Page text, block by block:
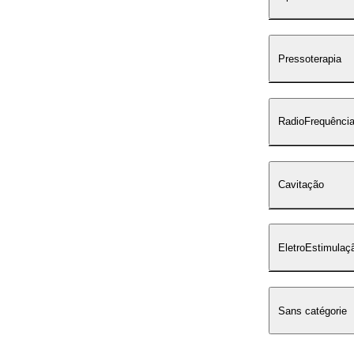
Pressoterapia
RadioFrequência
Cavitação
Sans catégorie